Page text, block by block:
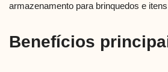
armazenamento para brinquedos e
Benefícios